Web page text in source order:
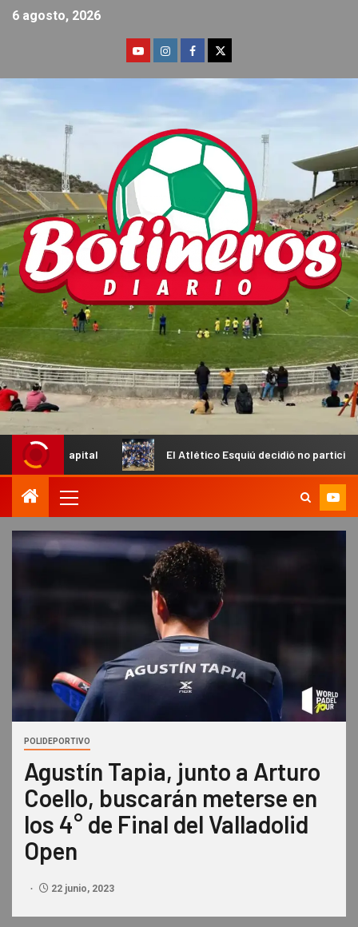
6 agosto, 2026
El Atlético Esquiú decidió no participar del Torneo
POLIDEPORTIVO
Agustín Tapia, junto a Arturo
Coello, buscarán meterse en
los 4° de Final del Valladolid
Open
22 junio, 2023